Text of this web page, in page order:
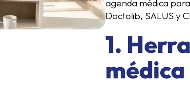
agenda médica
Doctolib, SALUS y
1.
médica